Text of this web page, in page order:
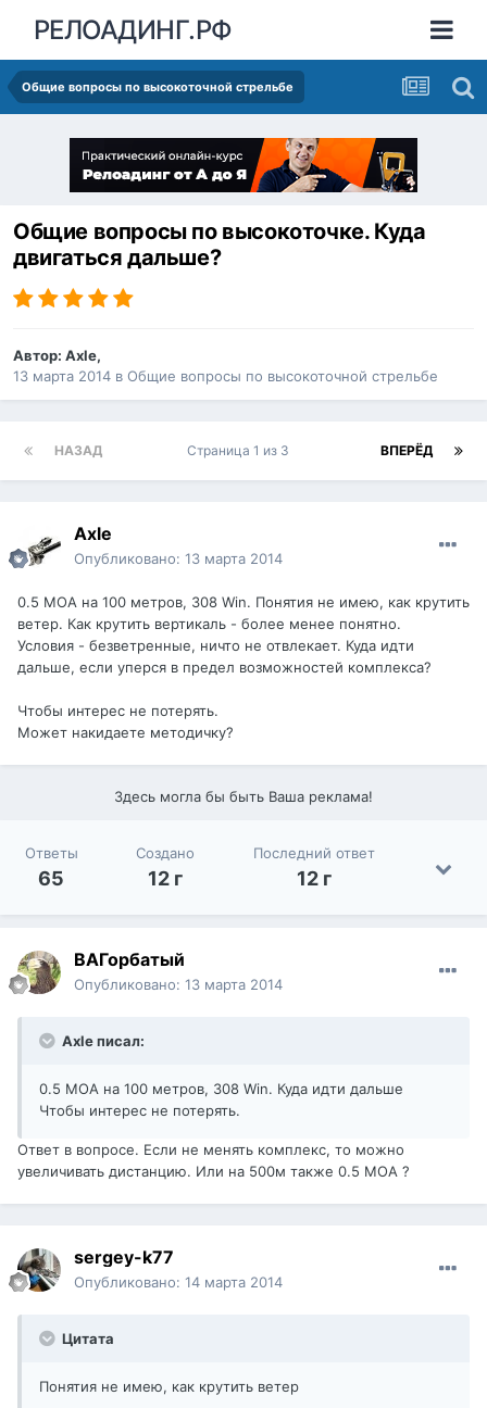
РЕЛОАДИНГ.РФ
Общие вопросы по высокоточной стрельбе
Общие вопросы по высокоточке. Куда
двигаться дальше?
Автор: Axle,
13 марта 2014 в Общие вопросы по высокоточной стрельбе
НАЗАД ВПЕРЁД
Страница 1 из 3
Axle
Опубликовано: 13 марта 2014
0.5 МОА на 100 метров, 308 Win. Понятия не имею, как крутить
ветер. Как крутить вертикаль - более менее понятно.
Условия - безветренные, ничто не отвлекает. Куда идти
дальше, если уперся в предел возможностей комплекса?
Чтобы интерес не потерять.
Может накидаете методичку?
Здесь могла бы быть Ваша реклама!
Ответы
65
Создано
12 г
Последний ответ
12 г
ВАГорбатый
Опубликовано: 13 марта 2014
Axle писал:
0.5 МОА на 100 метров, 308 Win. Куда идти дальше
Чтобы интерес не потерять.
Ответ в вопросе. Если не менять комплекс, то можно
увеличивать дистанцию. Или на 500м также 0.5 МОА ?
sergey-k77
Опубликовано: 14 марта 2014
Цитата
Понятия не имею, как крутить ветер